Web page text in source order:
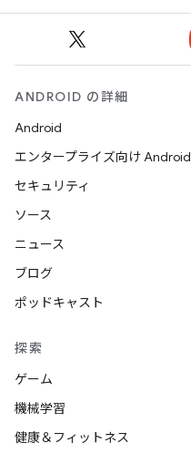
ANDROID の詳細
Android
エンタープライズ向け Android
セキュリティ
ソース
ニュース
ブログ
ポッドキャスト
探索
ゲーム
機械学習
健康＆フィットネス